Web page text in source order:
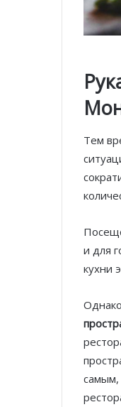
Тем
и для
кухни
Однако
самым,